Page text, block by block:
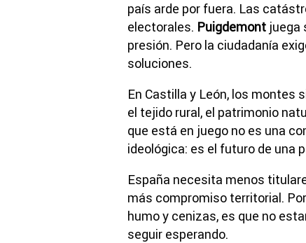
país arde por fuera. Las
electorales. Puigdemont juega
presión. Pero la ciudadanía
soluciones.
En Castilla y León, los montes
el tejido rural, el patrimonio
que está en juego no es una
ideológica: es el futuro de una
España necesita menos
más compromiso territorial.
humo y cenizas, es que no
seguir esperando.